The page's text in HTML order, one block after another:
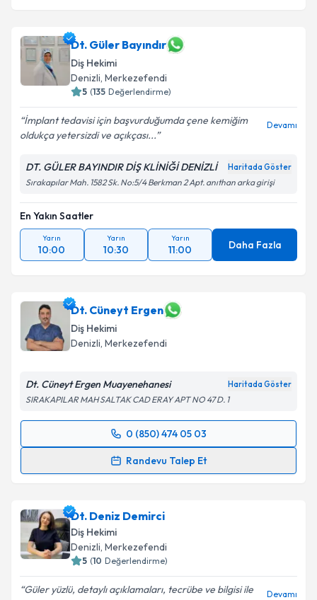
Dt. Güler Bayındır
Diş Hekimi
Denizli, Merkezefendi
5 (135 Değerlendirme)
İmplant tedavisi için başvurduğumda çene kemiğim
oldukça yetersizdi ve açıkçası...
Devamı
DT. GÜLER BAYINDIR DİŞ KLİNİĞİ DENİZLİ Haritada Göster
Sırakapılar Mah. 1582 Sk. No:5/4 Berkman 2 Apt. anıthan arka girişi
En Yakın Saatler
Yarın
10:00
Yarın
10:30
Yarın
11:00 Daha Fazla
Dt. Cüneyt Ergen
Diş Hekimi
Denizli, Merkezefendi
Dt. Cüneyt Ergen Muayenehanesi Haritada Göster
SIRAKAPILAR MAH SALTAK CAD ERAY APT NO 47 D. 1
0 (850) 474 05 03
Randevu Talep Et
Randevu Takvimi Talebi
takvim hazırlandığında e-posta ile bilgilendireceğiz.
E-posta Adresiniz
Dt. Deniz Demirci
Diş Hekimi
Denizli, Merkezefendi
5 (10 Değerlendirme)
Güler yüzlü, detaylı açıklamaları, tecrübe ve bilgisi ile
Devamı